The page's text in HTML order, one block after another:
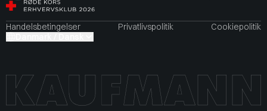
Handelsbetingelser Privatlivspolitik
Cookiepolitik